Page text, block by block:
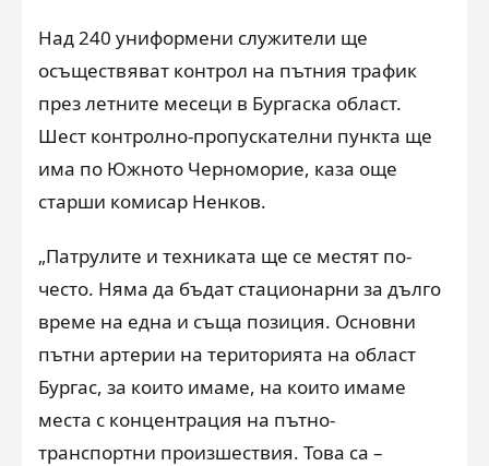
Над 240 униформени служители ще
осъществяват контрол на пътния трафик
през летните месеци в Бургаска област.
Шест контролно-пропускателни пункта ще
има по Южното Черноморие, каза още
старши комисар Ненков.
„Патрулите и техниката ще се местят по-
често. Няма да бъдат стационарни за дълго
време на една и съща позиция. Основни
пътни артерии на територията на област
Бургас, за които имаме, на които имаме
места с концентрация на пътно-
транспортни произшествия. Това са –